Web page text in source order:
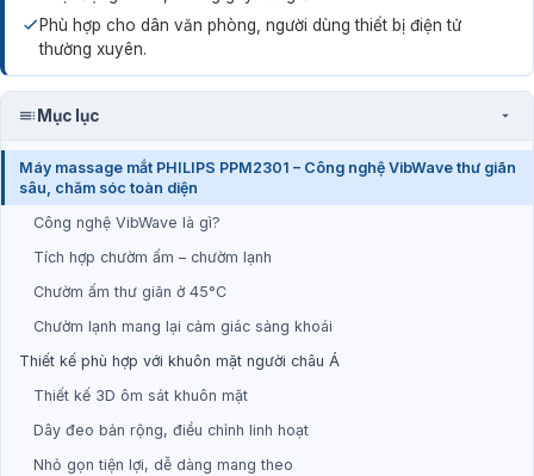
Phù hợp cho dân văn phòng, người dùng thiết bị điện tử
thường xuyên.
Mục lục
Máy massage mắt PHILIPS PPM2301 – Công nghệ VibWave thư giãn
sâu, chăm sóc toàn diện
Công nghệ VibWave là gì?
Tích hợp chườm ấm – chườm lạnh
Chườm ấm thư giãn ở 45°C
Chườm lạnh mang lại cảm giác sảng khoái
Thiết kế phù hợp với khuôn mặt người châu Á
Thiết kế 3D ôm sát khuôn mặt
Dây đeo bản rộng, điều chỉnh linh hoạt
Nhỏ gọn tiện lợi, dễ dàng mang theo